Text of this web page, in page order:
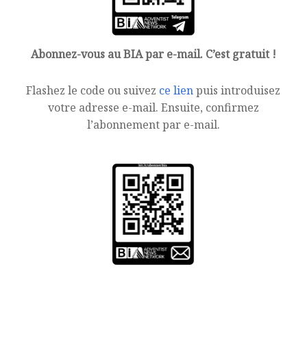
Abonnez-vous au BIA par e-mail. C’est gratuit !
Flashez le code ou suivez ce lienpuis introduisez
votre adresse e-mail. Ensuite, confirmez
l’abonnement par e-mail.